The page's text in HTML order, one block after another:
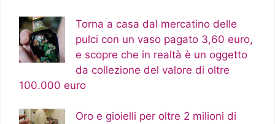
Torna a casa dal mercatino delle
pulci con un vaso pagato 3,60 euro,
e scopre che in realtà è un oggetto
da collezione del valore di oltre
100.000 euro
Oro e gioielli per oltre 2 milioni di